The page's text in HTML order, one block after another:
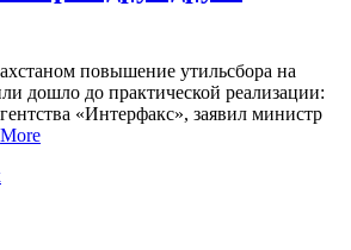
повышение утильсбора на
дошло до практической реализации:
«Интерфакс», заявил министр
More